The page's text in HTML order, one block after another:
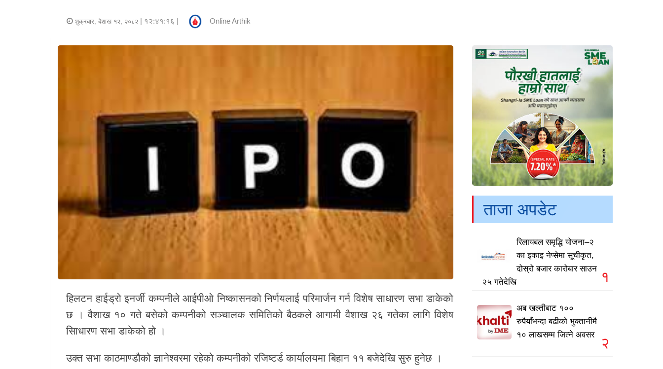
शुक्रबार, बैशाख १२, २०८२ | १२:४१:१६ | Online Arthik
हिलटन हाईड्रो इनर्जी कम्पनीले आईपीओ निष्कासनको निर्णयलाई परिमार्जन गर्न विशेष साधारण सभा डाकेको
छ । वैशाख १० गते बसेको कम्पनीको सञ्चालक समितिको बैठकले आगामी वैशाख २६ गतेका लागि विशेष
सािधारण सभा डाकेको हो ।
उक्त सभा काठमाण्डौको ज्ञानेश्वरमा रहेको कम्पनीको रजिष्टर्ड कार्यालयमा बिहान ११ बजेदेखि सुरु हुनेछ ।
ताजा अपडेट
रिलायबल समृद्धि योजना–२
का इकाइ नेप्सेमा सूचीकृत,
दोस्रो बजार कारोबार साउन
२५ गतेदेखि
१
अब खल्तीबाट १००
रुपैयाँभन्दा बढीको भुक्तानीमै
१० लाखसम्म जित्ने अवसर
२